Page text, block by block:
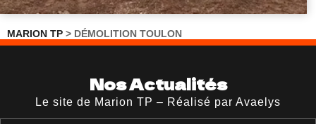
MARION TP > DÉMOLITION TOULON
Nos Actualités
Le site de Marion TP – Réalisé par Avaelys